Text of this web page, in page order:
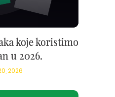
koje koristimo
u 2026.
2026